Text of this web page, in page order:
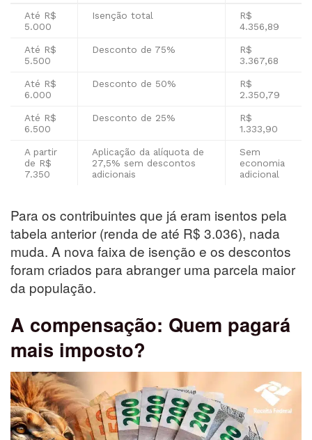
Até R$
5.000
Isenção total
R$
4.356,89
Até R$
5.500
Desconto de 75%
R$
3.367,68
Até R$
6.000
Desconto de 50%
R$
2.350,79
Até R$
6.500
Desconto de 25%
R$
1.333,90
A partir
de R$
7.350
Aplicação da alíquota de
27,5% sem descontos
adicionais
Sem
economia
adicional
Para os contribuintes que já eram isentos pela
tabela anterior (renda de até R$ 3.036), nada
muda. A nova faixa de isenção e os descontos
foram criados para abranger uma parcela maior
da população.
A compensação: Quem pagará
mais imposto?